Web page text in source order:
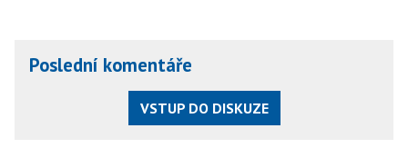
Poslední komentáře
VSTUP DO DISKUZE